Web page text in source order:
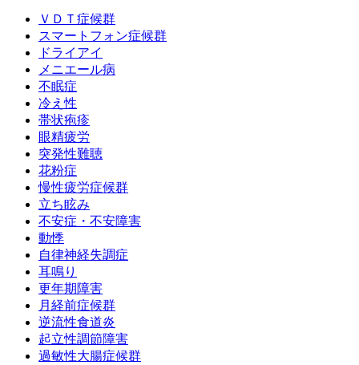
ＶＤＴ症候群
スマートフォン症候群
ドライアイ
メニエール病
不眠症
冷え性
帯状疱疹
眼精疲労
突発性難聴
花粉症
慢性疲労症候群
立ち眩み
不安症・不安障害
動悸
自律神経失調症
耳鳴り
更年期障害
月経前症候群
逆流性食道炎
起立性調節障害
過敏性大腸症候群